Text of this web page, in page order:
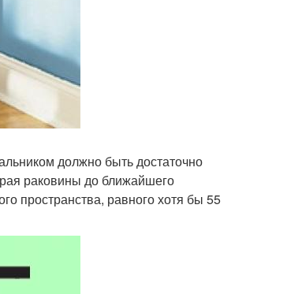
должно быть достаточно
раковины до ближайшего
пространства, равного хотя бы 55